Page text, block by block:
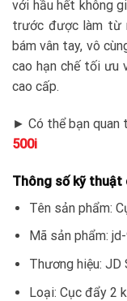
với hầu hết không
trước được làm từ
bám vân tay, vô
cao hạn chế tối ưu
cao cấp.
► Có thể bạn quan
500i
Thông số kỹ thuật
Tên sản phẩm:
Mã sản phẩm:
Thương hiệu: JD
Loại: Cục đẩy 2